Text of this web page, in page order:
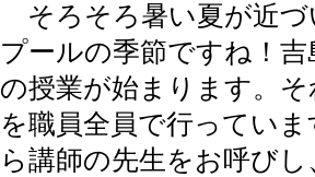
そろそろ暑い夏が近づ
プールの季節ですね！
の授業が始まります。
を職員全員で行ってい
ら講師の先生をお呼び